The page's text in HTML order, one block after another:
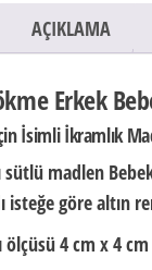
AÇIKLAMA
Erkek
İsimli İkramlık
madlen
isteğe göre altın
ölçüsü4 cm x 4